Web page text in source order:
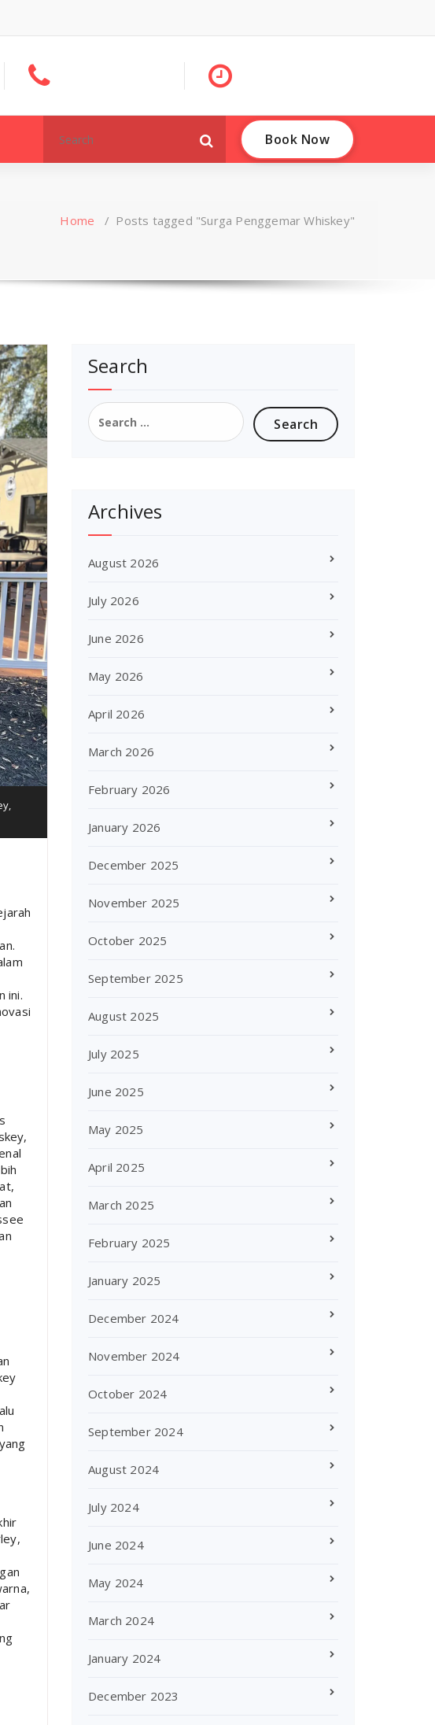
for:
Book Now
Home / Posts tagged "Surga Penggemar Whiskey"
,
ini.
Search
Search
for:
Archives
August 2026
July 2026
June 2026
May 2026
April 2026
March 2026
February 2026
January 2026
December 2025
November 2025
October 2025
September 2025
August 2025
July 2025
June 2025
May 2025
April 2025
March 2025
February 2025
January 2025
December 2024
November 2024
October 2024
September 2024
August 2024
July 2024
June 2024
May 2024
March 2024
January 2024
December 2023